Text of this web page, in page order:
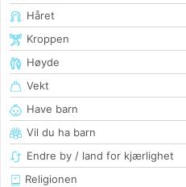
Håret
Kroppen
Høyde
Vekt
Have barn
Vil du ha barn
Endre by / land for kjærlighet
Religionen